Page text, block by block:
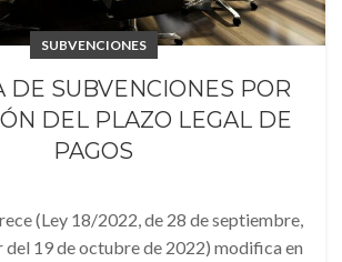
SUBVENCIONES
DE SUBVENCIONES POR
DEL PLAZO LEGAL DE
PAGOS
(Ley 18/2022, de 28 de septiembre,
del 19 de octubre de 2022) modifica en